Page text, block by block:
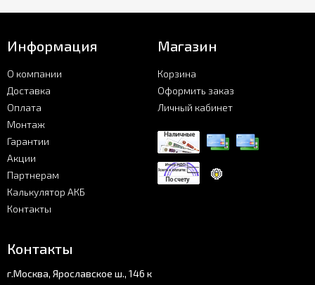
Информация
О компании
Доставка
Оплата
Монтаж
Гарантии
Акции
Партнерам
Калькулятор АКБ
Контакты
Магазин
Корзина
Оформить заказ
Личный кабинет
Контакты
г.Москва, Ярославское ш., 146 к